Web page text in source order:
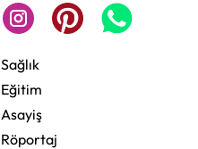
Sağlık
Eğitim
Asayiş
Röportaj